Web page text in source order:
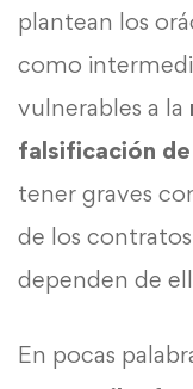
plantean los
como
vulnerables a la
falsificación
tener graves
de los
dependen de
En pocas